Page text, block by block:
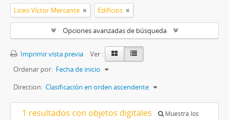
Liceo Víctor Mercante Edificios
Opciones avanzadas de búsqueda
Imprimir vista previa
Ver :
Ordenar por: Fecha de inicio
Direction: Clasificación en orden ascendente
1 resultados con objetos digitales
Muestra los